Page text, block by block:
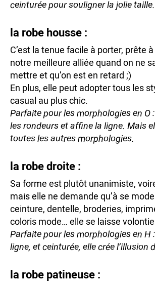
ceinturée pour souligner la jolie taille.
la robe housse :
C’est la tenue facile à porter, prête
notre meilleure alliée quand on ne
mettre et qu’on est en retard ;)
En plus, elle peut adopter tous les
casual au plus chic.
Parfaite pour les morphologies en O
les rondeurs et affine la ligne. Mais
toutes les autres morphologies.
la robe droite :
Sa forme est plutôt unanimiste,
mais elle ne demande qu’à se
ceinture, dentelle, broderies,
coloris mode… elle se laisse
Parfaite pour les morphologies en H
ligne, et ceinturée, elle crée l’illusion
la robe patineuse :